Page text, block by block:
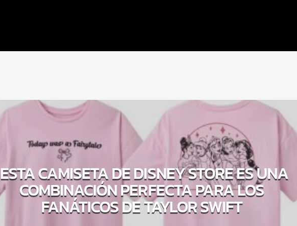
ESTA CAMISETA DE DISNEY STORE ES UNA
COMBINACIÓN PERFECTA PARA LOS
FANÁTICOS DE TAYLOR SWIFT